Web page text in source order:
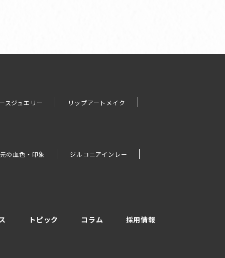
スジュエリー リップアートメイク
の血色・印象 ジルコニアインレー
トピック コラム 採用情報